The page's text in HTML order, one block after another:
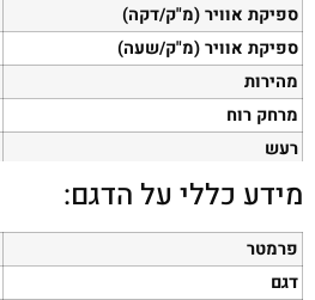
ספיקת אוויר (מ"ק/דקה)
ספיקת אוויר (מ"ק/שעה)
מהירות
מרחק רוח
רעש
מידע כללי על הדגם:
פרמטר
דגם